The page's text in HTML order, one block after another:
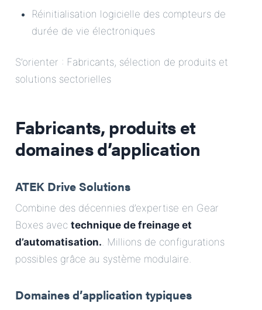
Réinitialisation logicielle des compteurs de
durée de vie électroniques
S’orienter : Fabricants, sélection de produits et
solutions sectorielles
Fabricants, produits et
domaines d’application
ATEK Drive Solutions
Combine des décennies d’expertise en Gear
Boxes avec technique de freinage et
d’automatisation.. Millions de configurations
possibles grâce au système modulaire.
Domaines d’application typiques